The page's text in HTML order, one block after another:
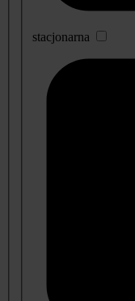
stacjonarna